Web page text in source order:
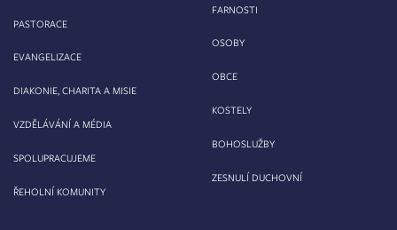
PASTORACE
EVANGELIZACE
DIAKONIE, CHARITA A MISIE
VZDĚLÁVÁNÍ A MÉDIA
SPOLUPRACUJEME
ŘEHOLNÍ KOMUNITY
FARNOSTI
OSOBY
OBCE
KOSTELY
BOHOSLUŽBY
ZESNULÍ DUCHOVNÍ